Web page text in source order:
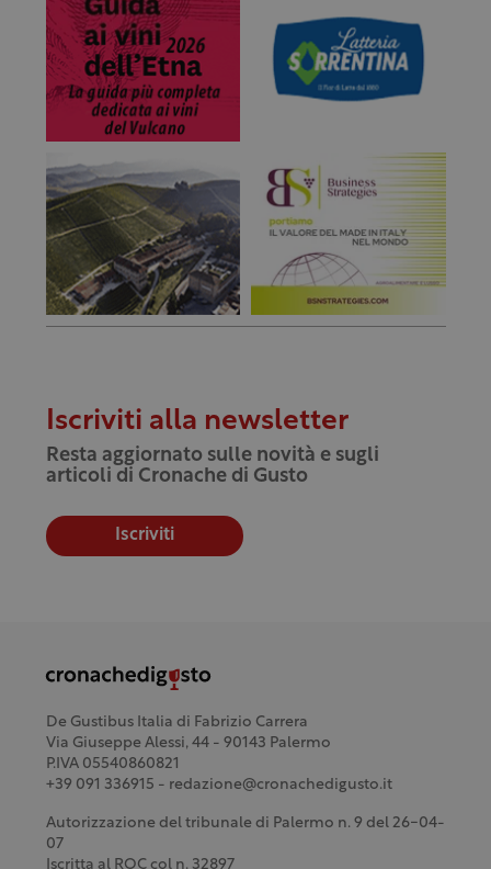
Iscriviti alla newsletter
Resta aggiornato sulle novità e sugli
articoli di Cronache di Gusto
Iscriviti
De Gustibus Italia di Fabrizio Carrera
Via Giuseppe Alessi, 44 - 90143 Palermo
P.IVA 05540860821
+39 091 336915 - redazione@cronachedigusto.it
Autorizzazione del tribunale di Palermo n. 9 del 26-04-
07
Iscritta al ROC col n. 32897